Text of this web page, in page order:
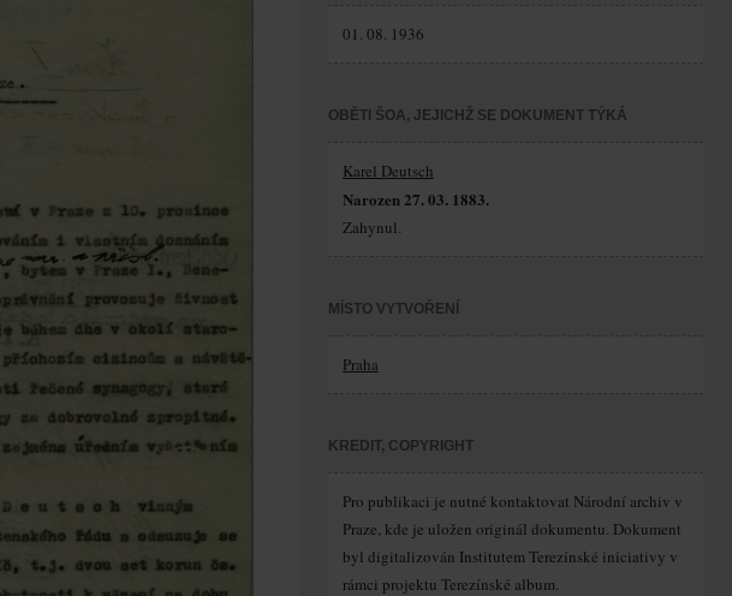
01. 08. 1936
OBĚTI ŠOA, JEJICHŽ SE DOKUMENT TÝKÁ
Karel Deutsch
Narozen 27. 03. 1883.
Zahynul.
MÍSTO VYTVOŘENÍ
Praha
KREDIT, COPYRIGHT
Pro publikaci je nutné kontaktovat Národní archiv v
Praze, kde je uložen originál dokumentu. Dokument
byl digitalizován Institutem Terezínské iniciativy v
rámci projektu Terezínské album.